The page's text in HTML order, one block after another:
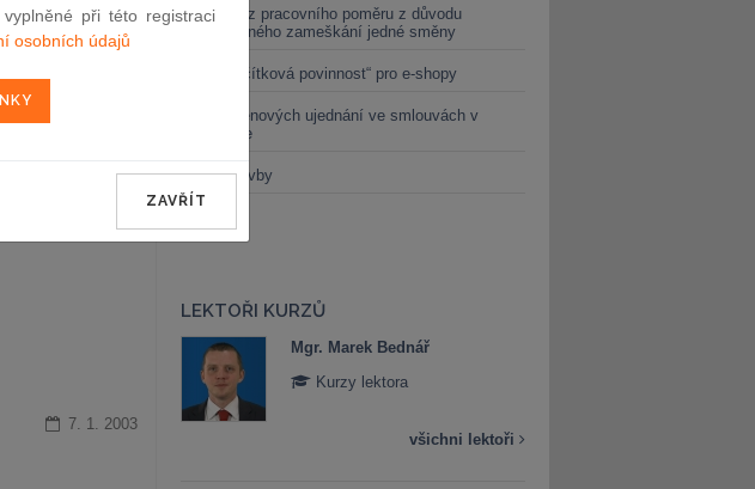
7. 1. 2003
Výpověď z pracovního poměru z důvodu
neomluveného zameškání jedné směny
Nová „tlačítková povinnost“ pro e-shopy
Změna cenových ujednání ve smlouvách v
energetice
Černé stavby
LEKTOŘI KURZŮ
Mgr. Marek Bednář
Kurzy lektora
všichni lektoři
při této registraci
osobních údajů
ZAVŘÍT